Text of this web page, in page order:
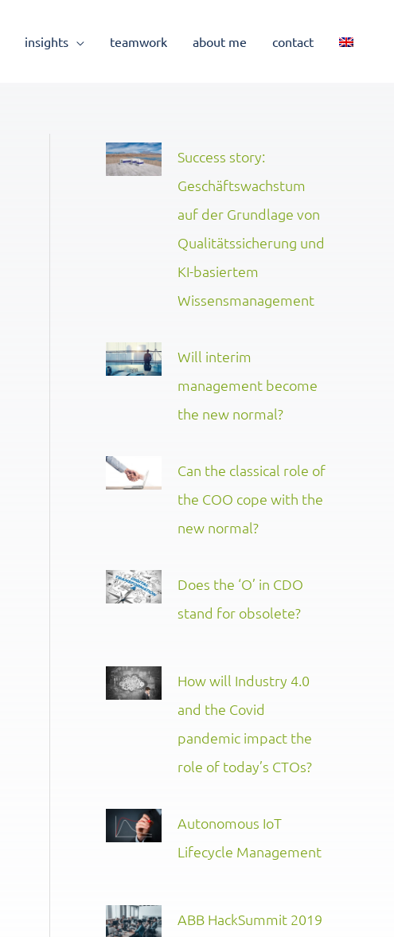
insights teamwork about me contact
Success story:
Geschäftswachstum
auf der Grundlage von
Qualitätssicherung und
KI-basiertem
Wissensmanagement
Will interim
management become
the new normal?
Can the classical role of
the COO cope with the
new normal?
Does the ‘O’ in CDO
stand for obsolete?
How will Industry 4.0
and the Covid
pandemic impact the
role of today’s CTOs?
Autonomous IoT
Lifecycle Management
ABB HackSummit 2019